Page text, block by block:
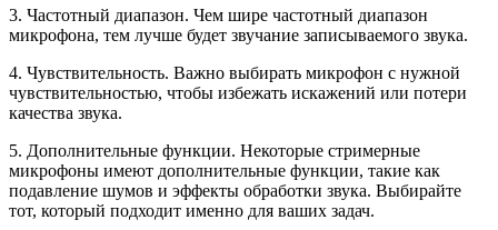
3. Частотный диапазон. Чем шире частотный диапазон
микрофона, тем лучше будет звучание записываемого звука.
4. Чувствительность. Важно выбирать микрофон с нужной
чувствительностью, чтобы избежать искажений или потери
качества звука.
5. Дополнительные функции. Некоторые стримерные
микрофоны имеют дополнительные функции, такие как
подавление шумов и эффекты обработки звука. Выбирайте
тот, который подходит именно для ваших задач.